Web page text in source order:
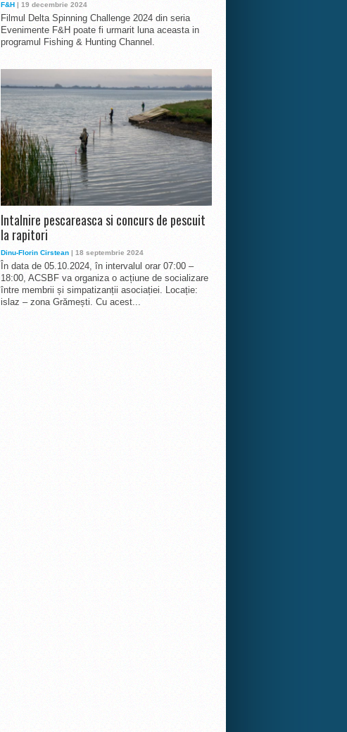
F&H | 19 decembrie 2024
Filmul Delta Spinning Challenge 2024 din seria
Evenimente F&H poate fi urmarit luna aceasta in
programul Fishing & Hunting Channel.
Intalnire pescareasca si concurs de pescuit
la rapitori
Dinu-Florin Cirstean | 18 septembrie 2024
În data de 05.10.2024, în intervalul orar 07:00 –
18:00, ACSBF va organiza o acțiune de socializare
între membrii și simpatizanții asociației. Locație:
islaz – zona Grămești. Cu acest...